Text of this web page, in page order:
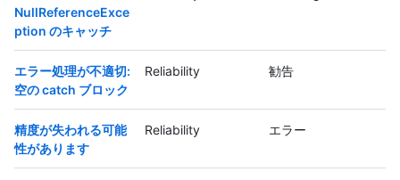
NullReferenceExce
ption のキャッチ
エラー処理が不適切:
空の catch ブロック
Reliability 勧告
精度が失われる可能
性があります
Reliability エラー